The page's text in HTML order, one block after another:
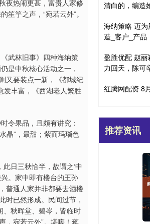
夜热闹更甚，富贵人家修
竽之声，“宛若云外”。
武林旧事》四种海纳策
是中秋核心活动之一，
又要装点一新，《都城纪
发丰富，《西湖老人繁胜
令果品，且颇有讲究：
晶”，最甜；紫而玛瑙色
日三秋恰半，故谓之‘中
。家中即有楼台的王孙
普通人家并非都要去酒楼
时已然形成。民间过节，
、秋晖堂、碧岑，皆临时
，宛若云外”。堪嗟！蒋
清白的，编造
海纳策略 迈
造_客户_产品
盈胜优配 赵丽
力回天，陈可
红腾网配资 8
推荐资讯